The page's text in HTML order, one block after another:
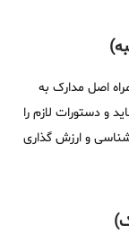
اصل مدارک به
و دستورات لازم را
و ارزش گذاری